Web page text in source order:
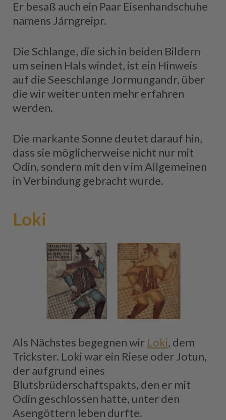
Er besaß auch ein Paar Eisenhandschuhe
namens Járngreipr.
Die Schlange, die sich in beiden Bildern
um seinen Hals windet, ist ein Hinweis
auf die Seeschlange Jormungandr, über
die wir weiter unten mehr erfahren
werden.
Die markante Sonne deutet darauf hin,
dass sie möglicherweise nicht nur mit
Odin, sondern mit den v im Allgemeinen
in Verbindung gebracht wurde.
Loki
Als Nächstes begegnen wir Loki, dem
Trickster. Loki war ein Riese oder Jotun,
der aufgrund eines
Blutsbrüderschaftspakts, den er mit
Odin geschlossen hatte, unter den
Asengöttern leben durfte.